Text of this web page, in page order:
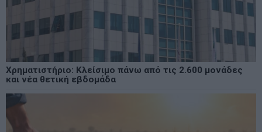
Χρηματιστήριο: Κλείσιμο πάνω από τις 2.600 μονάδες
και νέα θετική εβδομάδα